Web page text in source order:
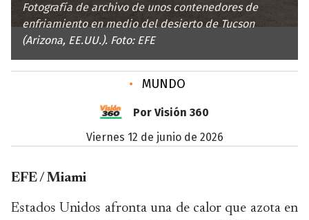
Fotografía de archivo de unos contenedores de
enfriamiento en medio del desierto de Tucson
(Arizona, EE.UU.). Foto: EFE
• MUNDO
Por Visión 360
viernes 12 de junio de 2026
EFE / Miami
Estados Unidos afronta una de calor que azota en